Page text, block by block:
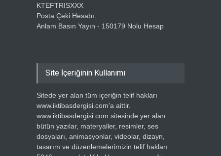
KTEFTRISXXX
Posta Çeki Hesabı:
Anlam Basın Yayın - 150179 Nolu Hesap
Site İçeriğinin Kullanımı
Sitede yer alan tüm içeriğin telif hakları
www.iktibasdergisi.com’a aittir.
www.iktibasdergisi.com sitesinde yer alan
bütün yazılar, materyaller, resimler, ses
dosyaları, animasyonlar, videolar, dizayn,
tasarım ve düzenlemelerimizin telif hakları